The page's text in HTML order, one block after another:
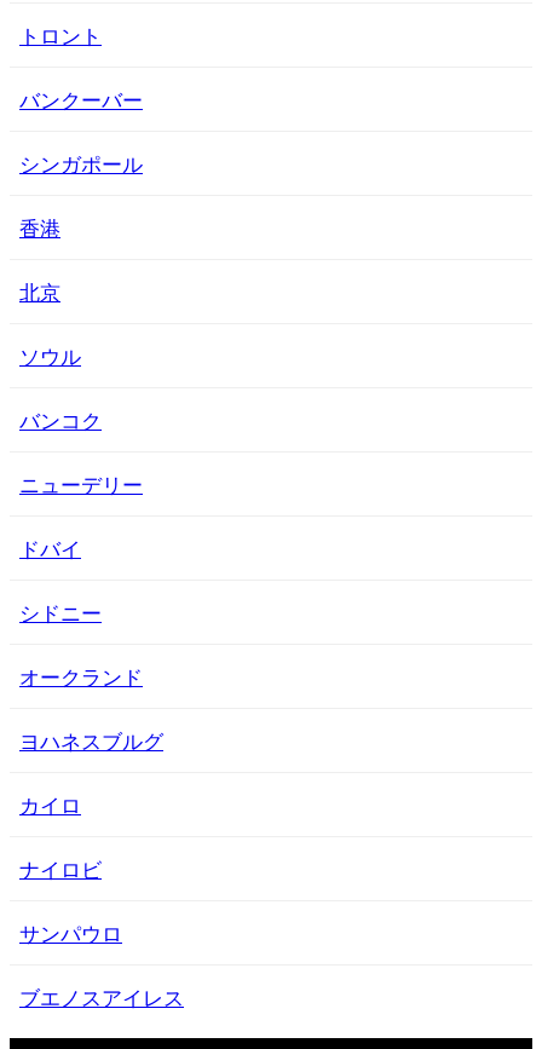
トロント
バンクーバー
シンガポール
香港
北京
ソウル
バンコク
ニューデリー
ドバイ
シドニー
オークランド
ヨハネスブルグ
カイロ
ナイロビ
サンパウロ
ブエノスアイレス